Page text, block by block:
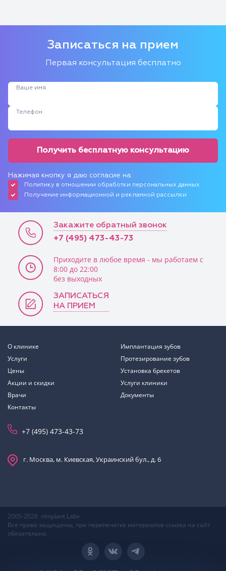
Записаться на прием
Первая консультация бесплатно
Ваше имя
Телефон
Получить бесплатную консультацию
Нажимая кнопку я даю согласие на:
Политику в отношении обработки персональных данных
Получение информационной и рекламной рассылки
Закажите обратный звонок
+7 (495) 473-43-73
Приходите в любое время - мы работаем с
8:00 до 22:00
без выходных
ЗАПИСАТЬСЯ
НА ПРИЕМ
О клинике
Услуги
Цены
Акции и скидки
Врачи
Контакты
Имплантация зубов
Протезирование зубов
Установка брекетов
Услуги клиники
Документы
+7 (495) 473-43-73
г. Москва, м. Киевская, Украинский бул., д. 6
2005-2026 «Implant Lab»
Все права защищены, при перепечатке материалов ссылка на сайт
обязательна.